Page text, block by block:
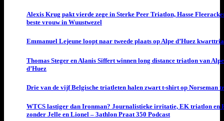
Alexis Krug pakt vierde zege in Sterke Peer Triatlon, Hasse
beste vrouw in Wuustwezel
Emmanuel Lejeune loopt naar tweede plaats op Alpe d’Huez
Thomas Steger en Alanis Siffert winnen long distance triatlon van Alpe
d’Huez
Drie van de vijf Belgische triatleten halen zwart t-shirt op Norseman
WTCS lastiger dan Ironman? Journalistieke irritatie, EK triatlon en
zonder Jelle en Lionel – 3athlon Praat 350 Podcast